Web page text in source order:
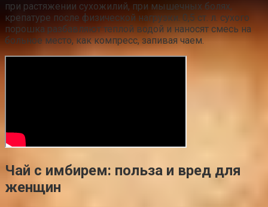
при растяжении сухожилий, при мышечных болях,
крепатуре после физической нагрузки. 0,5 ст. л. сухого
порошка разбавляют теплой водой и наносят смесь на
больное место, как компресс, запивая чаем.
Чай с имбирем: польза и вред для
женщин